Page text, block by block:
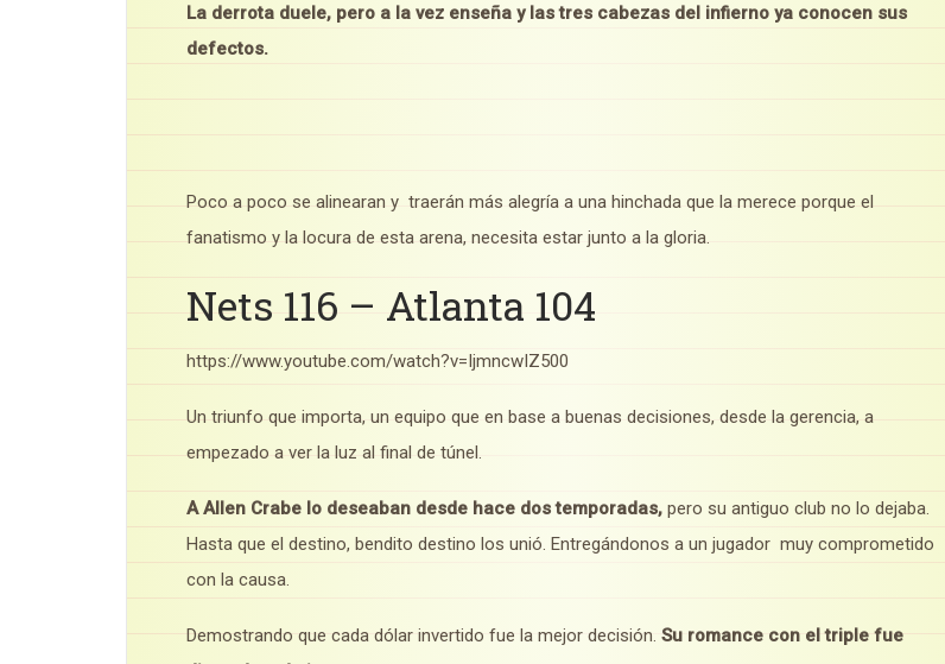
La derrota duele, pero a la vez enseña y las tres cabezas del infierno ya conocen sus
defectos.
Poco a poco se alinearan y traerán más alegría a una hinchada que la merece porque el
fanatismo y la locura de esta arena, necesita estar junto a la gloria.
Nets 116 – Atlanta 104
https://www.youtube.com/watch?v=IjmncwIZ500
Un triunfo que importa, un equipo que en base a buenas decisiones, desde la gerencia, a
empezado a ver la luz al final de túnel.
A Allen Crabe lo deseaban desde hace dos temporadas, pero su antiguo club no lo dejaba.
Hasta que el destino, bendito destino los unió. Entregándonos a un jugador muy comprometido
con la causa.
Demostrando que cada dólar invertido fue la mejor decisión. Su romance con el triple fue